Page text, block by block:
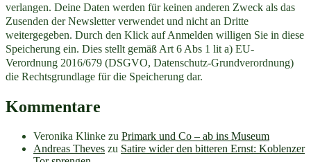
verlangen. Deine Daten werden für keinen anderen Zweck als das
Zusenden der Newsletter verwendet und nicht an Dritte
weitergegeben. Durch den Klick auf Anmelden willigen Sie in diese
Speicherung ein. Dies stellt gemäß Art 6 Abs 1 lit a) EU-
Verordnung 2016/679 (DSGVO, Datenschutz-Grundverordnung)
die Rechtsgrundlage für die Speicherung dar.
Kommentare
Veronika Klinke zu Primark und Co – ab ins Museum
Andreas Theves zu Satire wider den bitteren Ernst: Koblenzer